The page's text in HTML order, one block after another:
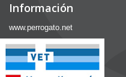
Información
www.perrogato.net